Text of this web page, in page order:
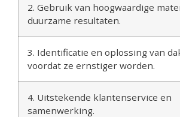
2. Gebruik van hoogwaardige
duurzame resultaten.
3. Identificatie en oplossing van
voordat ze ernstiger worden.
4. Uitstekende klantenservice en
samenwerking.